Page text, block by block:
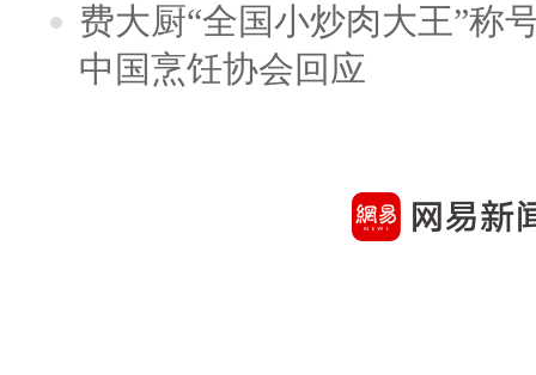
费大厨“全国小炒肉大王”称
中国烹饪协会回应